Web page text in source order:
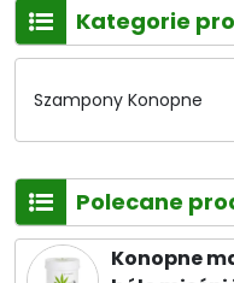
Kategorie
Szampony Konopne
Polecane
Konopne